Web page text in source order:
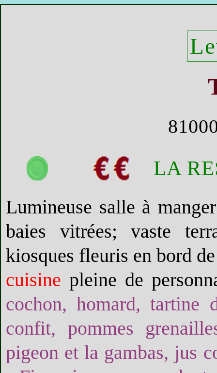
LA
Lumineuse salle à
baies vitrées; vaste
kiosques fleuris en bord
cuisine pleine de
cochon, homard, tartine
confit, pommes
pigeon et la gambas, jus